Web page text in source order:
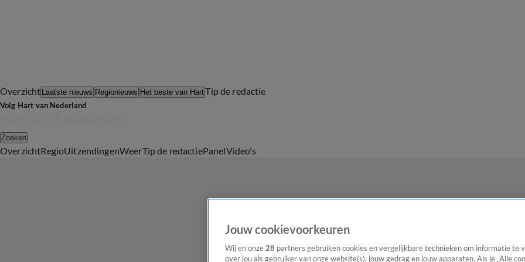
Overzicht Laatste nieuws Regionieuws Het beste van HartTip de redactie
Volg Hart van Nederland
Zoeken
OverzichtRegioUitzendingenWeerTip de redactiePanelVideo's
Jouw cookievoorkeuren
Wij en onze 28 partners gebruiken cookies en vergelijkbare technieken om informatie te
over jou als gebruiker van onze website(s), jouw gedrag en jouw apparaten. Als je „Alle